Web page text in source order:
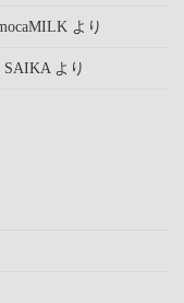
より
SAIKAより